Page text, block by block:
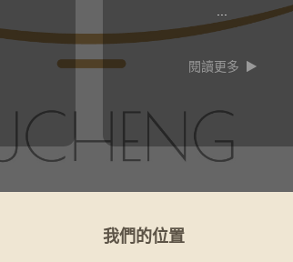
閱讀更多
我們的位置